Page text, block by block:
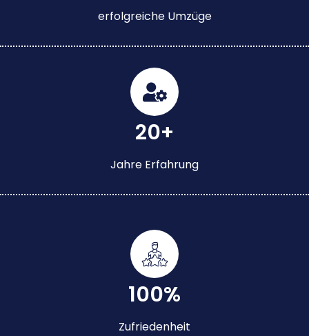
erfolgreiche Umzüge
20+
Jahre Erfahrung
100%
Zufriedenheit